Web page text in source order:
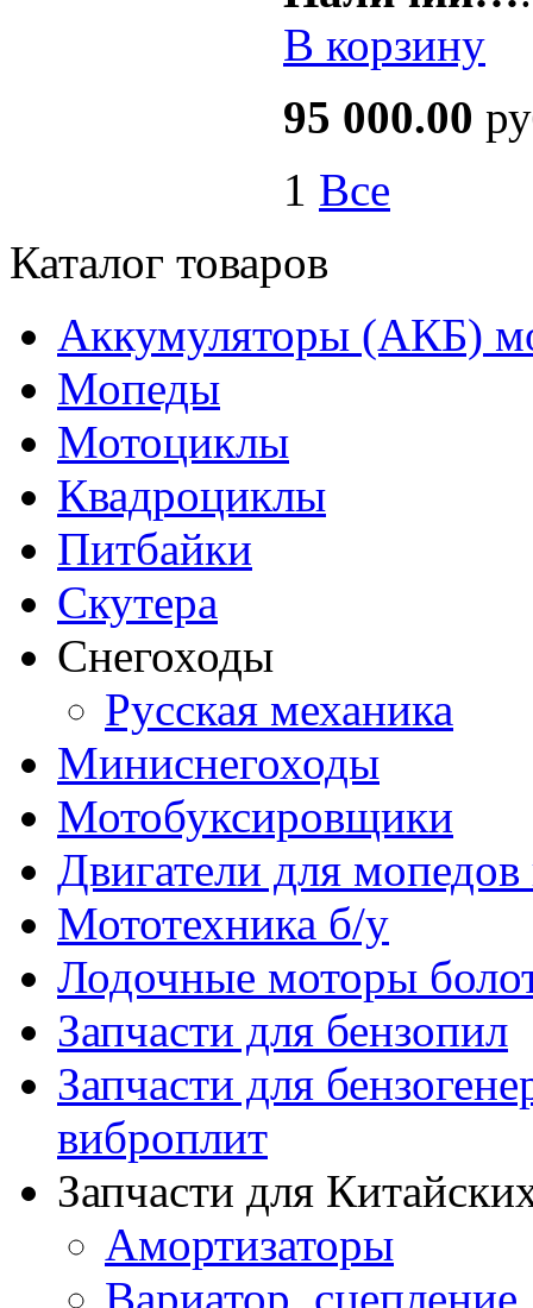
В корзину
95 000.00
1 Все
Каталог товаров
Аккумуляторы (АКБ)
Мопеды
Мотоциклы
Квадроциклы
Питбайки
Скутера
Снегоходы
Русская механика
Миниснегоходы
Мотобуксировщики
Двигатели для
Мототехника б/у
Лодочные моторы
Запчасти для бензопил
Запчасти для
виброплит
Запчасти для
Амортизаторы
Вариатор, сцепление